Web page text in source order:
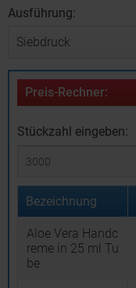
Ausführung:
Preis-Rechner:
Stückzahl eingeben:
Bezeichnung
Aloe Vera Handc
reme in 25 ml Tu
be